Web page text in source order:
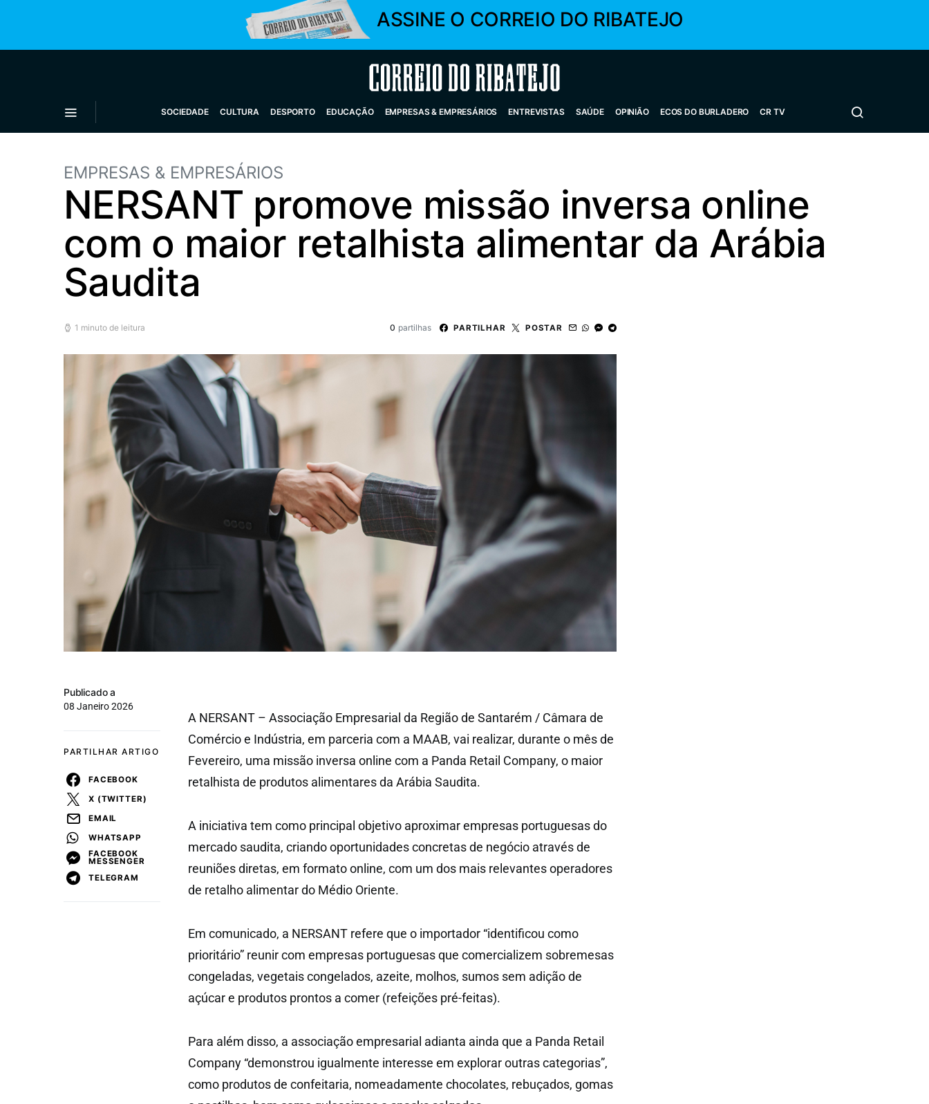
ASSINE O CORREIO DO RIBATEJO
Correio do Ribatejo
SOCIEDADE CULTURA DESPORTO EDUCAÇÃO EMPRESAS & EMPRESÁRIOS ENTREVISTAS SAÚDE OPINIÃO ECOS DO BURLADERO CR TV
EMPRESAS & EMPRESÁRIOS
NERSANT promove missão inversa online
com o maior retalhista alimentar da Arábia
Saudita
1 minuto de leitura 0 partilhas PARTILHAR POSTAR
Publicado a
08 Janeiro 2026
PARTILHAR ARTIGO
FACEBOOK
X (TWITTER)
EMAIL
WHATSAPP
FACEBOOK
MESSENGER
TELEGRAM
A NERSANT – Associação Empresarial da Região de Santarém / Câmara de
Comércio e Indústria, em parceria com a MAAB, vai realizar, durante o mês de
Fevereiro, uma missão inversa online com a Panda Retail Company, o maior
retalhista de produtos alimentares da Arábia Saudita.
A iniciativa tem como principal objetivo aproximar empresas portuguesas do
mercado saudita, criando oportunidades concretas de negócio através de
reuniões diretas, em formato online, com um dos mais relevantes operadores
de retalho alimentar do Médio Oriente.
Em comunicado, a NERSANT refere que o importador “identificou como
prioritário” reunir com empresas portuguesas que comercializem sobremesas
congeladas, vegetais congelados, azeite, molhos, sumos sem adição de
açúcar e produtos prontos a comer (refeições pré-feitas).
Para além disso, a associação empresarial adianta ainda que a Panda Retail
Company “demonstrou igualmente interesse em explorar outras categorias”,
como produtos de confeitaria, nomeadamente chocolates, rebuçados, gomas